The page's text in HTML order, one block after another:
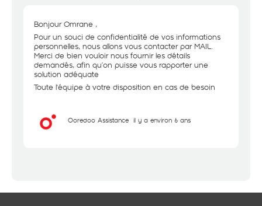
Bonjour Omrane ,
Pour un souci de confidentialité de vos informations
personnelles, nous allons vous contacter par MAIL.
Merci de bien vouloir nous fournir les détails
demandés, afin qu’on puisse vous rapporter une
solution adéquate
Toute l'équipe à votre disposition en cas de besoin
Ooredoo Assistance il y a environ 6 ans